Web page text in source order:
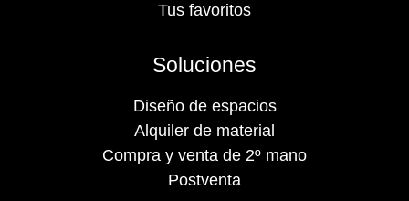
Tus favoritos
Soluciones
Diseño de espacios
Alquiler de material
Compra y venta de 2º mano
Postventa